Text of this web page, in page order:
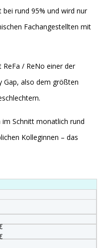
rund 95% und wird nur
Fachangestellten mit
/ ReNo einer der
Gap, also dem größten
im Schnitt monatlich rund
Kolleginnen – das